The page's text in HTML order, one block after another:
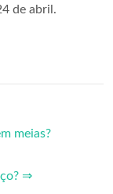
de abril.
meias?
⇒